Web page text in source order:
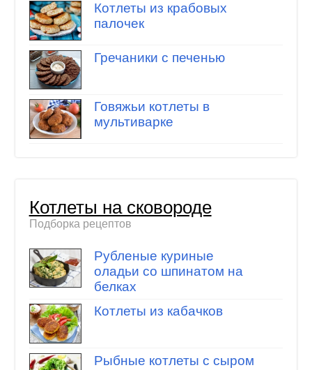
Котлеты из крабовых
палочек
Гречаники с печенью
Говяжьи котлеты в
мультиварке
Котлеты на сковороде
Подборка рецептов
Рубленые куриные
оладьи со шпинатом на
белках
Котлеты из кабачков
Рыбные котлеты с сыром